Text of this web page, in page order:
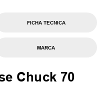
FICHA TECNICA
MARCA
Chuck 70